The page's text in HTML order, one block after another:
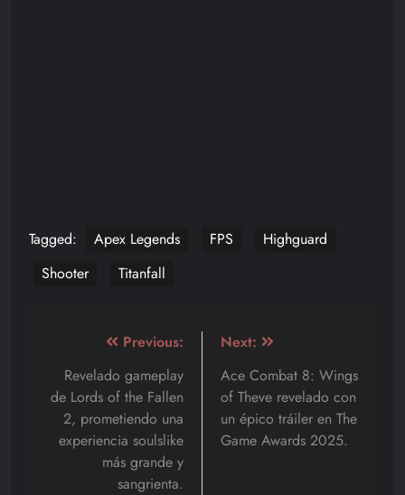
Tagged: Apex Legends FPS
Highguard
Shooter
Titanfall
Navegación
de
entradas
Previous:
Revelado gameplay
de Lords of the Fallen
2, prometiendo una
experiencia soulslike
más grande y
sangrienta.
Next:
Ace Combat 8: Wings
of Theve revelado con
un épico tráiler en The
Game Awards 2025.